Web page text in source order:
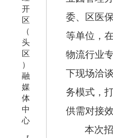
开
区
（
头
区
）
融
媒
体
中
心
委、区医
等单位，
物流行业
下现场洽
务模式，
供需对接效
本次